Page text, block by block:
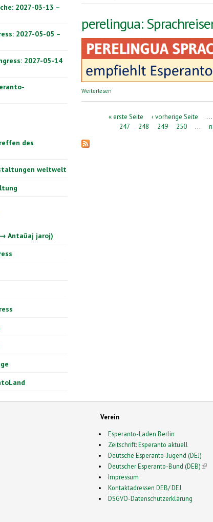
2027-03-13 –
2027-05-05 –
2027-05-14
des
weltwelt
Antaŭaj jaroj)
perelingua:
Weiterlesen
Seiten« erste Seite ‹ vorherige Seite …
247
248 249 250 …
Verein
Esperanto-Laden Berlin
Zeitschrift: Esperanto aktuell
Deutsche Esperanto-Jugend (DEJ)
Deutscher Esperanto-Bund (DEB)
Impressum
Kontaktadressen DEB/ DEJ
DSGVO-Datenschutzerklärung